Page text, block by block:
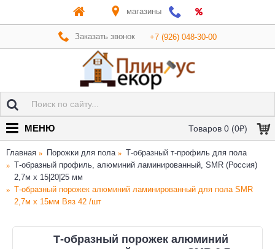
магазины
Заказать звонок +7 (926) 048-30-00
Товаров 0 (0₽)
МЕНЮ
Главная Порожки для пола
Т-образный т-профиль для пола
Т-образный профиль, алюминий ламинированный, SMR (Россия)
2,7м х 15|20|25 мм
Т-образный порожек алюминий ламинированный для пола SMR
2,7м х 15мм Вяз 42 /шт
Т-образный порожек алюминий